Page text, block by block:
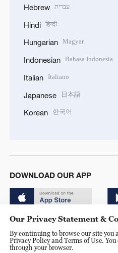
Hebrew עברית
Hindi हिन्दी
Hungarian Magyar
Indonesian Bahasa Indonesia
Italian Italiano
Japanese 日本語
Korean 한국어
DOWNLOAD OUR APP
© China Radio International.CRI.
Our Privacy Statement &
By continuing to browse our site you
Privacy Policy and Terms of Use.
through your browser.